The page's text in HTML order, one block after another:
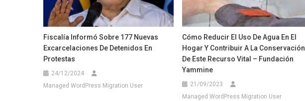
Fiscalía Informó Sobre 177 Nuevas
Excarcelaciones De Detenidos En
Protestas
24/12/2024
Managed WordPress Migration User
Cómo Reducir El Uso De Agua En El
Hogar Y Contribuir A La Conservación
De Este Recurso Vital – Fundación
Yammine
21/09/2023
Managed WordPress Migration User